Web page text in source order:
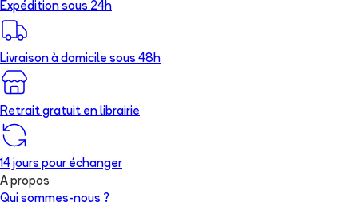
Expédition sous 24h
Livraison à domicile sous 48h
Retrait gratuit en librairie
14 jours pour échanger
A propos
Qui sommes-nous ?